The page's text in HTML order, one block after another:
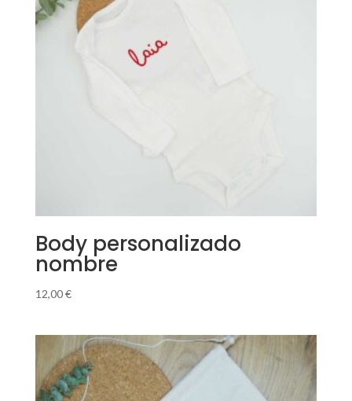
Body personalizado
nombre
12,00€